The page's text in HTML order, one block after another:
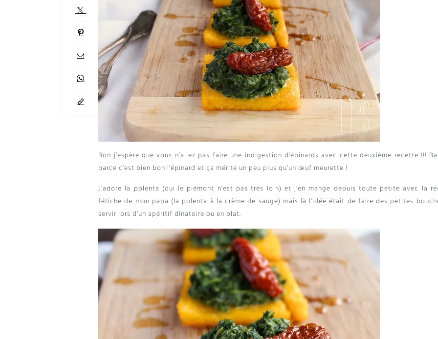
Bon j’espère que vous n’allez pas faire une indigestion d’épinards avec cette deuxième recette !!!
parce c’est bien bon l’épinard et ça mérite un peu plus qu’un œuf meurette !
J’adore la polenta (oui le piémont n’est pas très loin) et j’en mange depuis toute petite avec la
fétiche de mon papa (la polenta à la crème de sauge) mais là l’idée était de faire des petites
servir lors d’un apéritif dînatoire ou en plat.